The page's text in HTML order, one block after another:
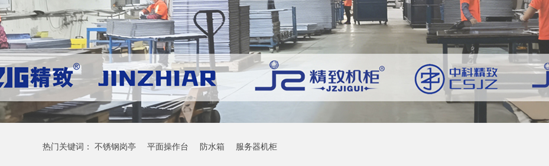
热门关键词： 不锈钢岗亭 平面操作台 防水箱 服务器机柜